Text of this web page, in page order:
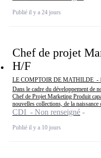
Publié il y a 24 jours
Chef de projet
H/F
LE COMPTOIR DE MATHILDE -
Dans le cadre du développement de
Chef de Projet Marketing Produit
nouvelles collections, de la naissance
CDI - Non renseigné
Publié il y a 10 jours